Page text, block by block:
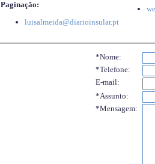
Paginação:
luisalmeida@diarioinsular.pt
*Nome:
*Telefone:
E-mail:
*Assunto:
*Mensagem: